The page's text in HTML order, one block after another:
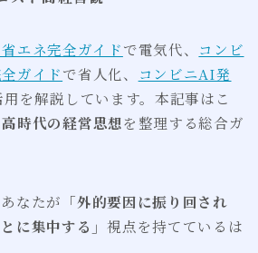
エネ完全ガイドで電気代、 コンビ
ガイドで省人化、
コンビニAI発
を解説しています。本記事はこ
時代の経営思想を整理する総合ガ
なたが 「外的要因に振り回され
に集中する」視点を持てているは